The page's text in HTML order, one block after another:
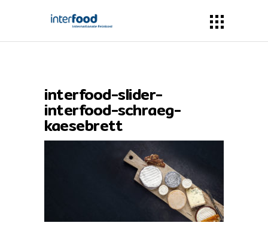
interfood-slider-
interfood-schraeg-
kaesebrett